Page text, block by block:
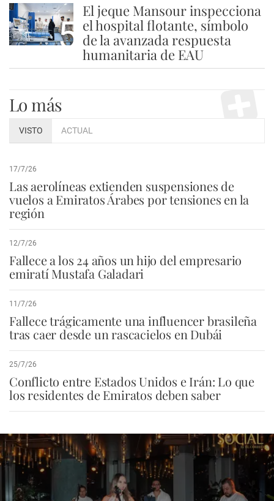
5
El jeque Mansour inspecciona
el hospital flotante, símbolo
de la avanzada respuesta
humanitaria de EAU
Lo más
VISTO ACTUAL
17/7/26
Las aerolíneas extienden suspensiones de
vuelos a Emiratos Árabes por tensiones en la
región
12/7/26
Fallece a los 24 años un hijo del empresario
emiratí Mustafa Galadari
11/7/26
Fallece trágicamente una influencer brasileña
tras caer desde un rascacielos en Dubái
25/7/26
Conflicto entre Estados Unidos e Irán: Lo que
los residentes de Emiratos deben saber